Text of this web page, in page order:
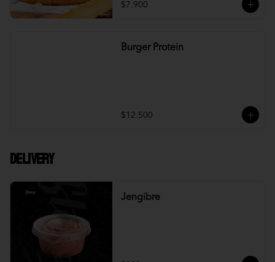
$7.900
Burger Protein
$12.500
DELIVERY
Jengibre